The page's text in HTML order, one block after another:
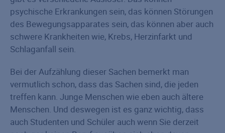
psychische Erkrankungen sein, das können Störungen
des Bewegungsapparates sein, das können aber auch
schwere Krankheiten wie, Krebs, Herzinfarkt und
Schlaganfall sein.
Bei der Aufzählung dieser Sachen bemerkt man
vermutlich schon, dass das Sachen sind, die jeden
treffen kann. Junge Menschen wie eben auch ältere
Menschen. Und deswegen ist es ganz wichtig, dass
auch Studenten und Schüler auch wenn Sie derzeit